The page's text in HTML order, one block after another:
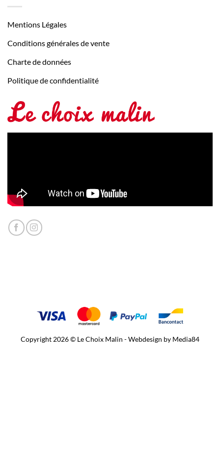
Mentions Légales
Conditions générales de vente
Charte de données
Politique de confidentialité
Copyright 2026 © Le Choix Malin - Webdesign by Media84